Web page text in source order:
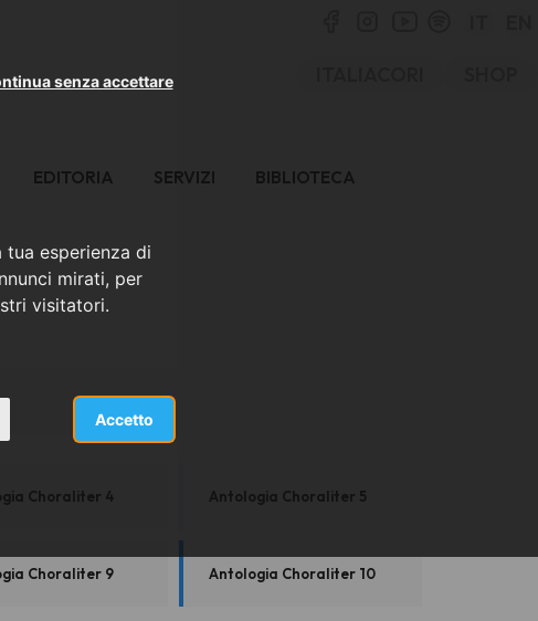
esperienza di
mirati, per
visitatori.
Accetto
senza accettare
EDITORIA SERVIZI BIBLIOTECA
Choraliter 4 Antologia Choraliter 5
Choraliter 9 Antologia Choraliter 10